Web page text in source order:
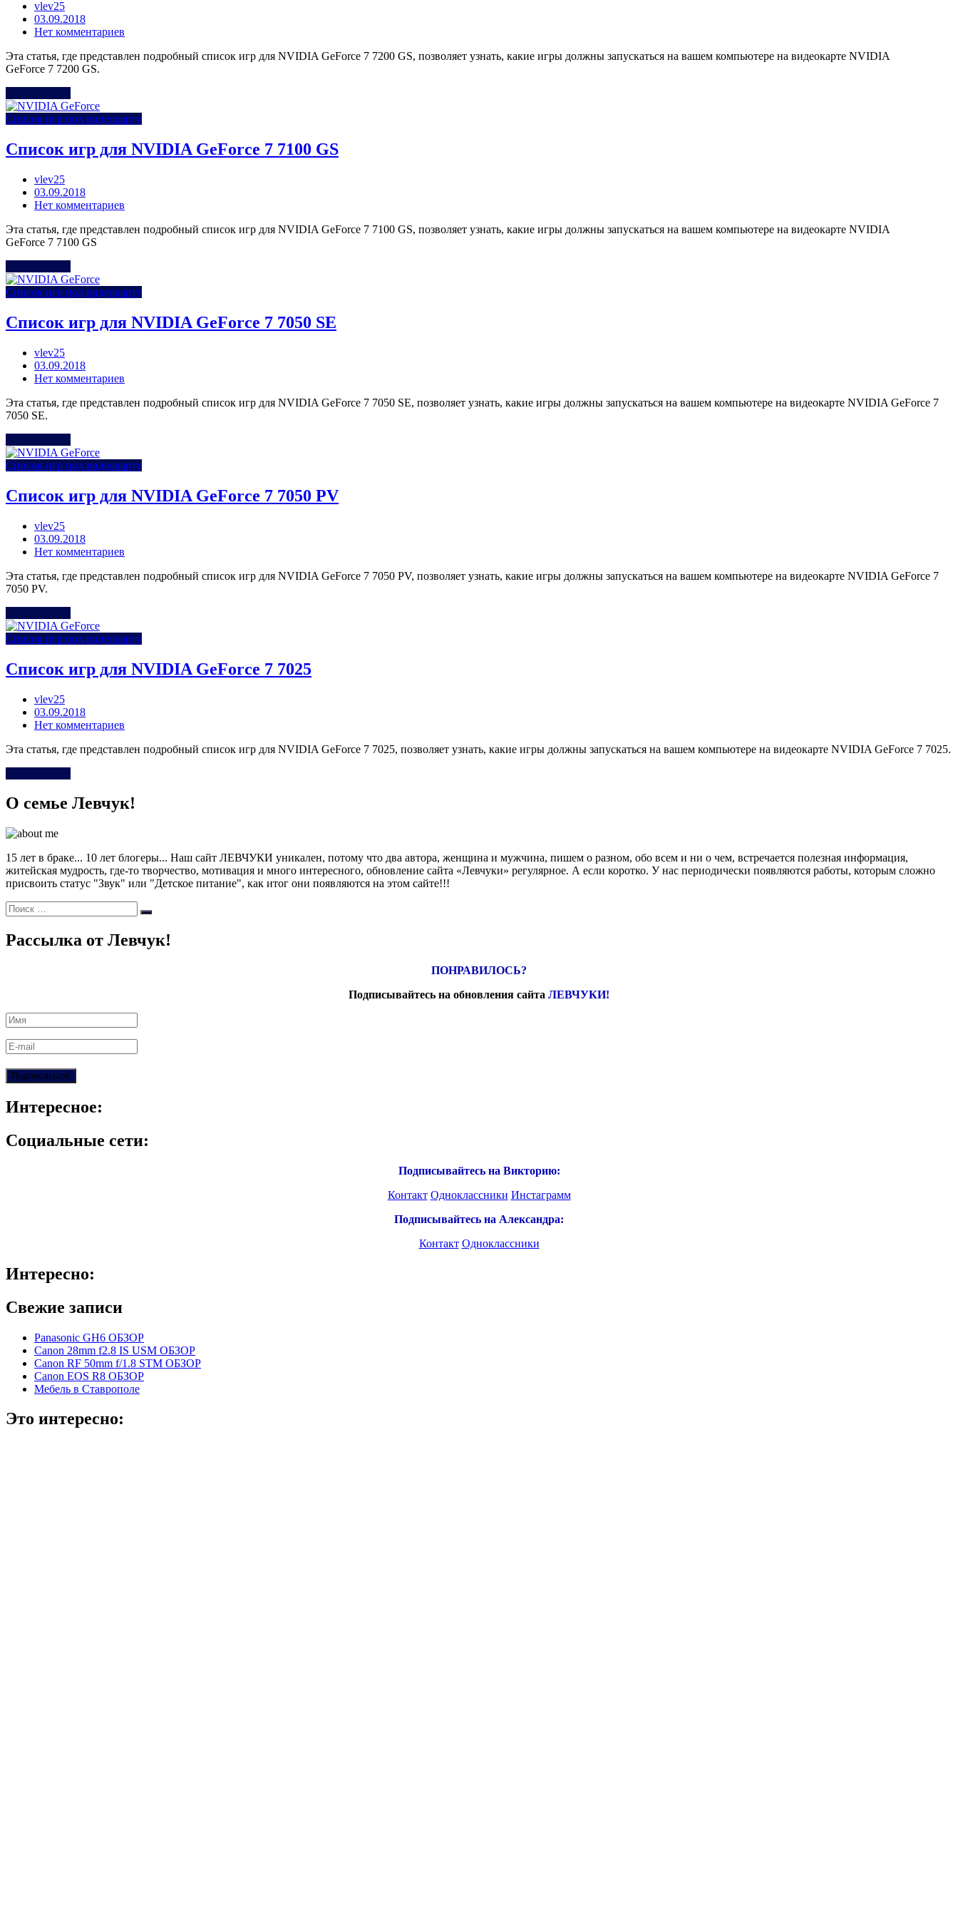
vlev25
Posted
on
03.09.2018
Нет комментариев
Эта статья, где представлен подробный список игр для NVIDIA GeForce 7 7200 GS, позволяет узнать, какие игры должны запускаться на вашем компьютере на видеокарте NVIDIA
GeForce 7 7200 GS.
Список игр под видеокарту
Список игр для NVIDIA GeForce 7 7100 GS
vlev25
Posted
on
03.09.2018
Нет комментариев
Эта статья, где представлен подробный список игр для NVIDIA GeForce 7 7100 GS, позволяет узнать, какие игры должны запускаться на вашем компьютере на видеокарте NVIDIA
GeForce 7 7100 GS
Список игр под видеокарту
Список игр для NVIDIA GeForce 7 7050 SE
vlev25
Posted
on
03.09.2018
Нет комментариев
Эта статья, где представлен подробный список игр для NVIDIA GeForce 7 7050 SE, позволяет узнать, какие игры должны запускаться на вашем компьютере на видеокарте NVIDIA GeForce 7
7050 SE.
Список игр под видеокарту
Список игр для NVIDIA GeForce 7 7050 PV
vlev25
Posted
on
03.09.2018
Нет комментариев
Эта статья, где представлен подробный список игр для NVIDIA GeForce 7 7050 PV, позволяет узнать, какие игры должны запускаться на вашем компьютере на видеокарте NVIDIA GeForce 7
7050 PV.
Список игр под видеокарту
Список игр для NVIDIA GeForce 7 7025
vlev25
Posted
on
03.09.2018
Нет комментариев
Эта статья, где представлен подробный список игр для NVIDIA GeForce 7 7025, позволяет узнать, какие игры должны запускаться на вашем компьютере на видеокарте NVIDIA GeForce 7 7025.
О семье Левчук!
15 лет в браке... 10 лет блогеры... Наш сайт ЛЕВЧУКИ уникален, потому что два автора, женщина и мужчина, пишем о разном, обо всем и ни о чем, встречается полезная информация,
житейская мудрость, где-то творчество, мотивация и много интересного, обновление сайта «Левчуки» регулярное. А если коротко. У нас периодически появляются работы, которым сложно
присвоить статус "Звук" или "Детское питание", как итог они появляются на этом сайте!!!
Поиск:
Поиск
Рассылка от Левчук!
ПОНРАВИЛОСЬ?
Подписывайтесь на обновления сайта ЛЕВЧУКИ!
Интересное:
Социальные сети:
Подписывайтесь на Викторию:
Контакт Одноклассники Инстаграмм
Подписывайтесь на Александра:
Контакт Одноклассники
Интересно:
Свежие записи
Panasonic GH6 ОБЗОР
Canon 28mm f2.8 IS USM ОБЗОР
Canon RF 50mm f/1.8 STM ОБЗОР
Canon EOS R8 ОБЗОР
Мебель в Ставрополе
Это интересно: